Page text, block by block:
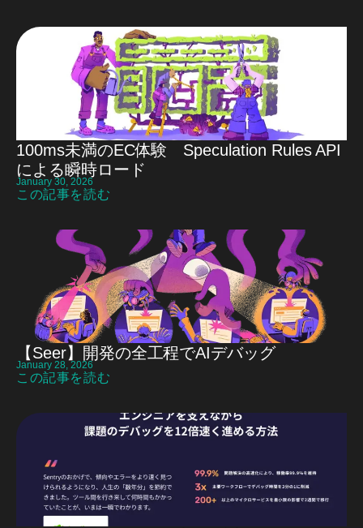
100ms未満のEC体験 Speculation Rules API
による瞬時ロード
January 30, 2026
この記事を読む
【Seer】開発の全工程でAIデバッグ
January 28, 2026
この記事を読む